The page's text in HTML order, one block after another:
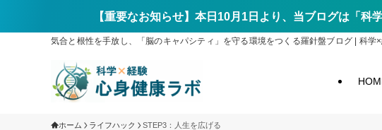
【重要なお知らせ】本日10月1日より、当ブログは「
気合と根性を手放し、「脳のキャパシティ」を守る環境をつくる羅針盤ブログ | 科学
ホーム ライフハック STEP3：人生を広げる